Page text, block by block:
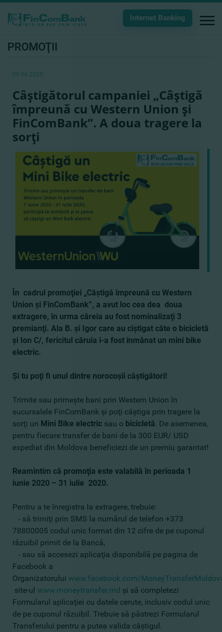
Internet Banking
PROMOŢII
09.06.2020
Câştigătorul campaniei „Câştigă
împreună cu Western Union şi
FinComBank”. A doua tragere la
sorţi
În cadrul promoţiei „Câştigă împreună cu Western
Union şi FinComBank”, a avut loc cea dea doua
extragere, în urma căreia au fost nominalizaţi 3
premianţi. Ala B. şi Igor care au cîştigat câte o bicicletă
şi Ion C/, fericitul căruia i-a fost înmânat un mini bike
electric.
Şi tu poţi fi unul dintre norocoşii câştigători!
Trimite sau primeşte bani prin Western Union în
sucursalele FinComBank şi poţi câştiga prin tragere la
sorţi un Mini Bike electric sau o bicicletă. De asemenea,
pentru fiecare transfer de bani de la 300 EUR/ USD
expediat din Moldova beneficiezi de un premiu garantat!
Reamintim că promoţia este valabilă în perioada 1
iunie 2020 – 31 iulie 2020.
Pentru a te înregistra la extragere, trebuie:
- să trimiţi prin SMS la numărul de telefon +373
78800005 codul unic format din 12 cifre de pe cuponul
răzuibil primit de la Bancă,
- sau să accesezi aplicaţia disponibilă pe pagina de
Facebook a
Organizatorului www.facebook.com/
site-ul www.moneytransfer.md şi să completezi
Formularul aplicaţiei cu datele cerute, inclusiv codul unic
de pe cuponul răzuibil. Trebuie să păstrezi Formularul
Transferului pentru a putea valida câştigul.